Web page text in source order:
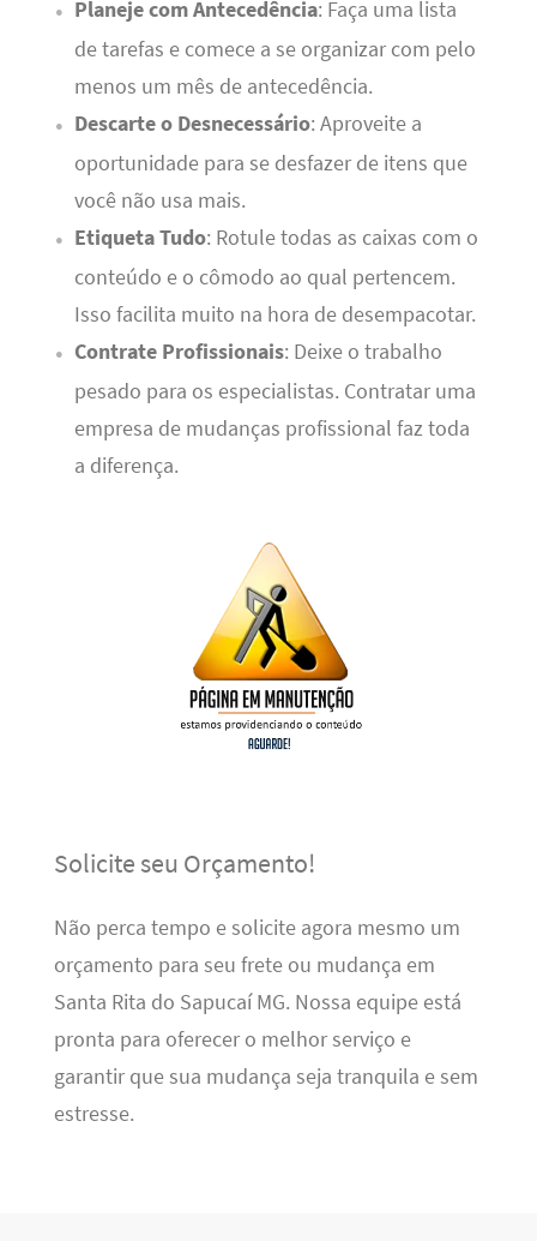
Planeje com Antecedência: Faça uma lista
de tarefas e comece a se organizar com pelo
menos um mês de antecedência.
Descarte o Desnecessário: Aproveite a
oportunidade para se desfazer de itens que
você não usa mais.
Etiqueta Tudo: Rotule todas as caixas com o
conteúdo e o cômodo ao qual pertencem.
Isso facilita muito na hora de desempacotar.
Contrate Profissionais: Deixe o trabalho
pesado para os especialistas. Contratar uma
empresa de mudanças profissional faz toda
a diferença.
Solicite seu Orçamento!
Não perca tempo e solicite agora mesmo um
orçamento para seu frete ou mudança em
Santa Rita do Sapucaí MG. Nossa equipe está
pronta para oferecer o melhor serviço e
garantir que sua mudança seja tranquila e sem
estresse.